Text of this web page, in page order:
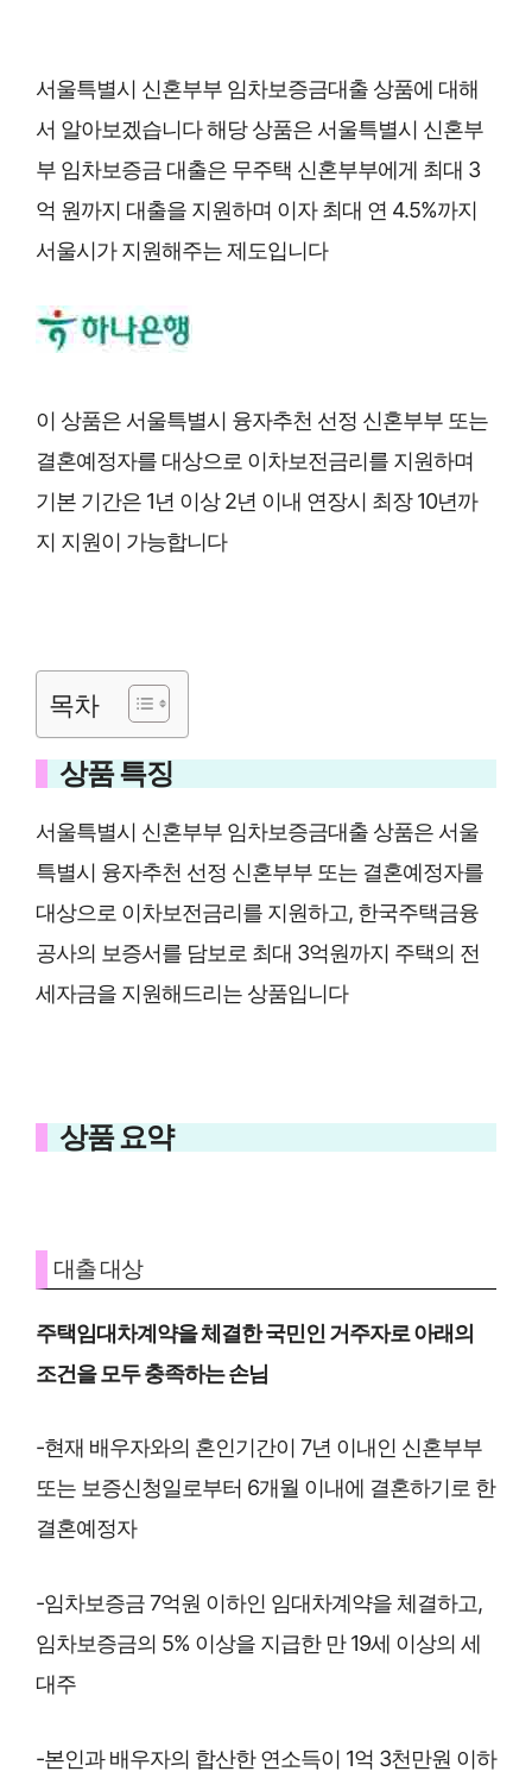
서울특별시 신혼부부 임차보증금대출 상품에 대해
서 알아보겠습니다 해당 상품은 서울특별시 신혼부
부 임차보증금 대출은 무주택 신혼부부에게 최대 3
억 원까지 대출을 지원하며 이자 최대 연 4.5%까지
서울시가 지원해주는 제도입니다
이 상품은 서울특별시 융자추천 선정 신혼부부 또는
결혼예정자를 대상으로 이차보전금리를 지원하며
기본 기간은 1년 이상 2년 이내 연장시 최장 10년까
지 지원이 가능합니다
목차
상품 특징
서울특별시 신혼부부 임차보증금대출 상품은 서울
특별시 융자추천 선정 신혼부부 또는 결혼예정자를
대상으로 이차보전금리를 지원하고, 한국주택금융
공사의 보증서를 담보로 최대 3억원까지 주택의 전
세자금을 지원해드리는 상품입니다
상품 요약
대출 대상
주택임대차계약을 체결한 국민인 거주자로 아래의
조건을 모두 충족하는 손님
-현재 배우자와의 혼인기간이 7년 이내인 신혼부부
또는 보증신청일로부터 6개월 이내에 결혼하기로 한
결혼예정자
-임차보증금 7억원 이하인 임대차계약을 체결하고,
임차보증금의 5% 이상을 지급한 만 19세 이상의 세
대주
-본인과 배우자의 합산한 연소득이 1억 3천만원 이하